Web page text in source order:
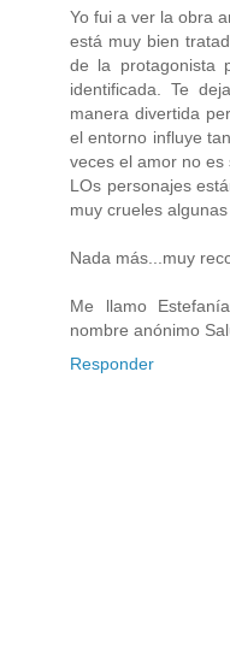
Yo fui a ver la obra
está muy bien
de la protagonista
identificada. Te
manera divertida
el entorno influye
veces el amor no es
LOs personajes
muy crueles
Nada más...muy
Me llamo
nombre anónimo
Responder